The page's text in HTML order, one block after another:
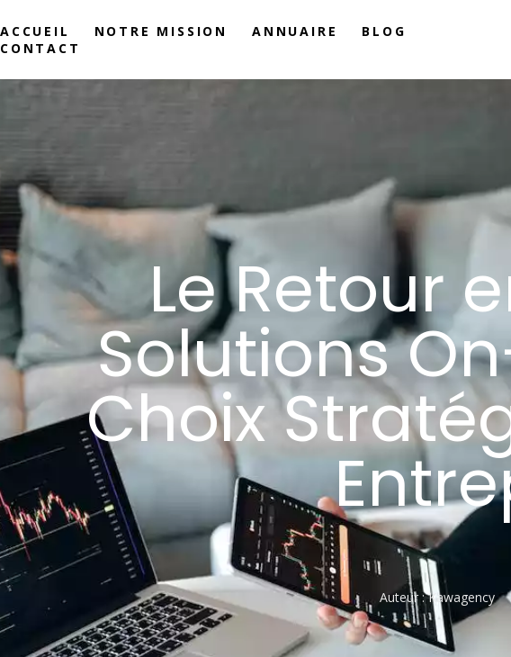
ACCUEIL NOTRE MISSION ANNUAIRE
BLOG
CONTACT
Le Retour
Solutions
Choix
Auteur :Kawagency